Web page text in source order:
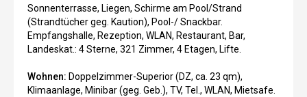
Sonnenterrasse, Liegen, Schirme am Pool/Strand
(Strandtücher geg. Kaution), Pool-/ Snackbar.
Empfangshalle, Rezeption, WLAN, Restaurant, Bar,
Landeskat.: 4 Sterne, 321 Zimmer, 4 Etagen, Lifte.
Wohnen: Doppelzimmer-Superior (DZ, ca. 23 qm),
Klimaanlage, Minibar (geg. Geb.), TV, Tel., WLAN, Mietsafe.